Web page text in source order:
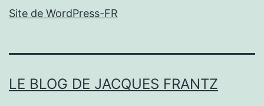
Site de WordPress-FR
LE BLOG DE JACQUES FRANTZ